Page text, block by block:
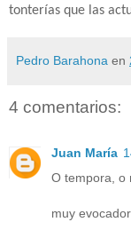
tonterías que las
Pedro Barahona en
4 comentarios:
Juan María
O tempora, o
muy